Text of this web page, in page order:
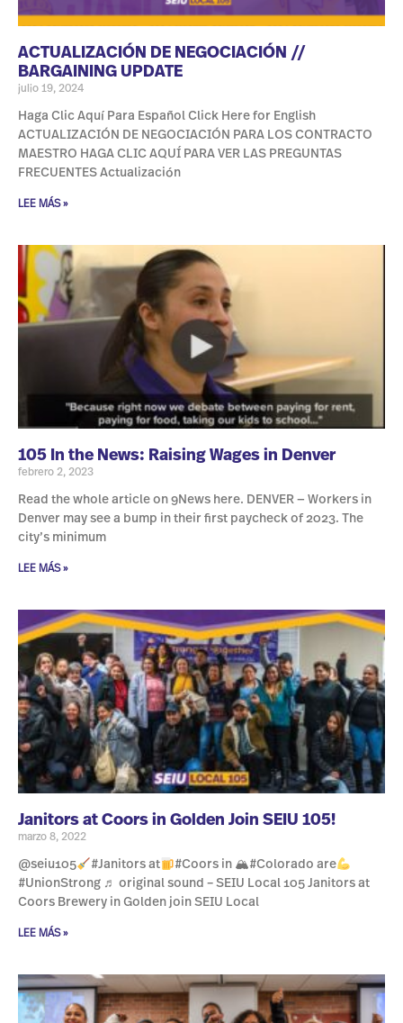
ACTUALIZACIÓN DE NEGOCIACIÓN //
BARGAINING UPDATE
julio 19, 2024
Haga Clic Aquí Para Español Click Here for English
ACTUALIZACIÓN DE NEGOCIACIÓN PARA LOS CONTRACTO
MAESTRO HAGA CLIC AQUÍ PARA VER LAS PREGUNTAS
FRECUENTES Actualización
LEE MÁS »
105 In the News: Raising Wages in Denver
febrero 2, 2023
Read the whole article on 9News here. DENVER — Workers in
Denver may see a bump in their first paycheck of 2023. The
city’s minimum
LEE MÁS »
Janitors at Coors in Golden Join SEIU 105!
marzo 8, 2022
@seiu105 #Janitors at
#Coors in 🏔#Colorado are
#UnionStrong ♬ original sound – SEIU Local 105 Janitors at
Coors Brewery in Golden join SEIU Local
LEE MÁS »